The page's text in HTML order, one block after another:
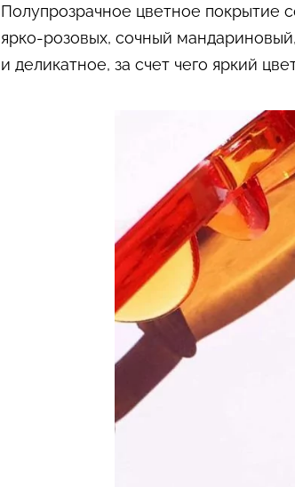
Полупрозрачное цветное покрытие
ярко-розовых, сочный
и деликатное, за счет чего яркий